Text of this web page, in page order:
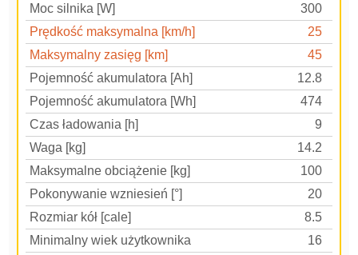
Moc silnika [W]
300
Prędkość maksymalna [km/h]
25
Maksymalny zasięg [km]
45
Pojemność akumulatora [Ah]
12.8
Pojemność akumulatora [Wh]
474
Czas ładowania [h]
9
Waga [kg]
14.2
Maksymalne obciążenie [kg]
100
Pokonywanie wzniesień [°]
20
Rozmiar kół [cale]
8.5
Minimalny wiek użytkownika
16